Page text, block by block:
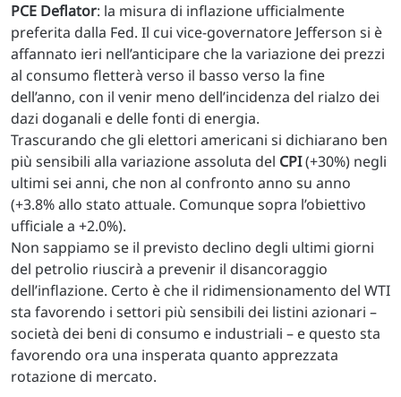
PCE Deflator: la misura di inflazione ufficialmente
preferita dalla Fed. Il cui vice-governatore Jefferson si è
affannato ieri nell’anticipare che la variazione dei prezzi
al consumo fletterà verso il basso verso la fine
dell’anno, con il venir meno dell’incidenza del rialzo dei
dazi doganali e delle fonti di energia.
Trascurando che gli elettori americani si dichiarano ben
più sensibili alla variazione assoluta del CPI(+30%) negli
ultimi sei anni, che non al confronto anno su anno
(+3.8% allo stato attuale. Comunque sopra l’obiettivo
ufficiale a +2.0%).
Non sappiamo se il previsto declino degli ultimi giorni
del petrolio riuscirà a prevenir il disancoraggio
dell’inflazione. Certo è che il ridimensionamento del WTI
sta favorendo i settori più sensibili dei listini azionari –
società dei beni di consumo e industriali – e questo sta
favorendo ora una insperata quanto apprezzata
rotazione di mercato.